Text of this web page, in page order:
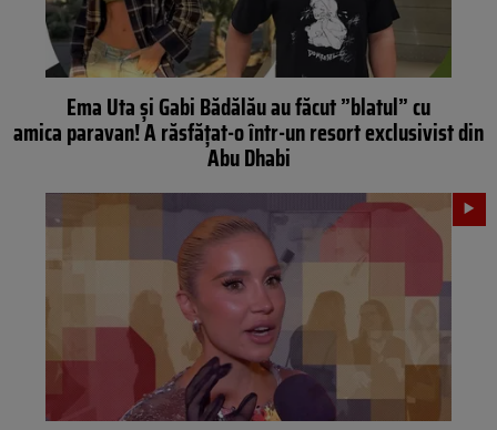
Ema Uta și Gabi Bădălău au făcut ”blatul” cu
amica paravan! A răsfățat-o într-un resort exclusivist din
Abu Dhabi